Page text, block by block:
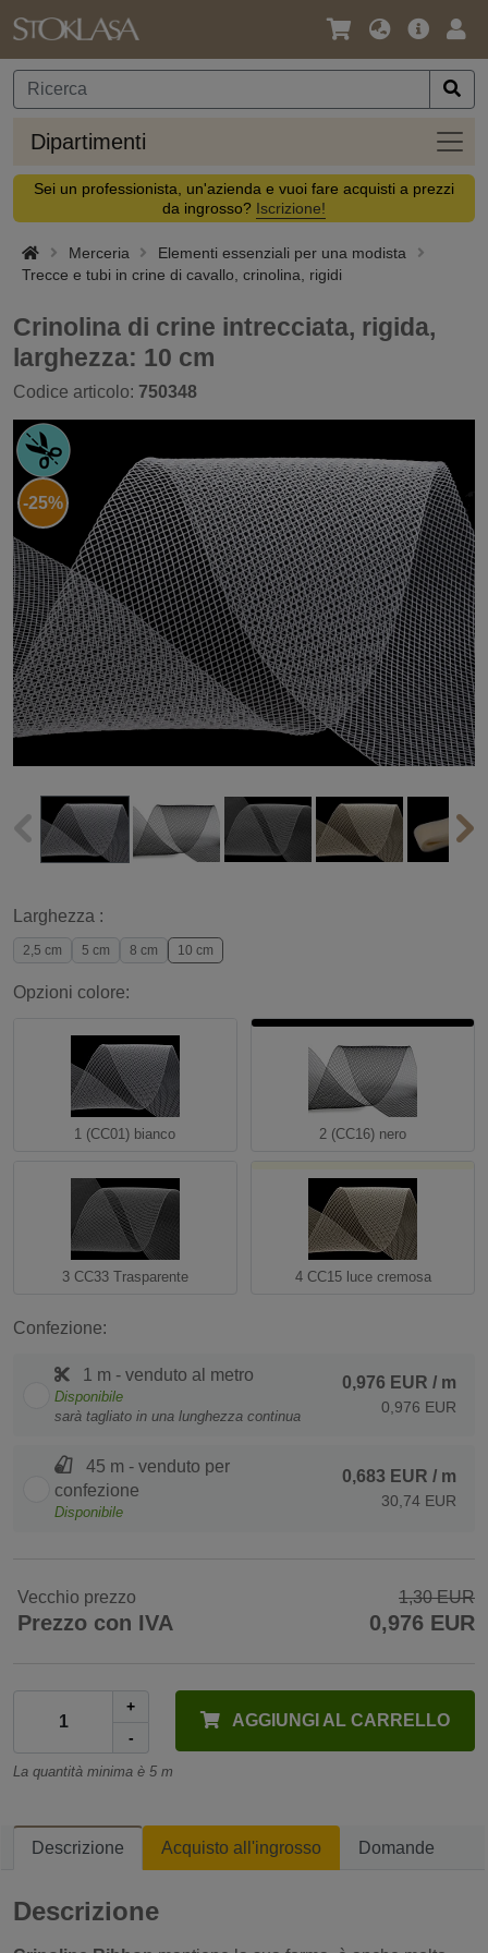
Lingua
Valuta
Offerta
Dipartimenti
Sei un professionista, un'azienda e vuoi fare acquisti a prezzi
da ingrosso? Iscrizione!
Merceria
Elementi essenziali per una modista
Trecce e tubi in crine di cavallo, crinolina, rigidi
Crinolina di crine intrecciata, rigida,
larghezza: 10 cm
Codice articolo: 750348
-25%
Larghezza :
2,5 cm 5 cm 8 cm 10 cm
Opzioni colore:
1 (CC01) bianco 2 (CC16) nero
3 CC33 Trasparente 4 CC15 luce cremosa
Confezione:
1 m - venduto al metro
Disponibile
sarà tagliato in una lunghezza continua
0,976 EUR / m
0,976 EUR
45 m - venduto per
confezione
Disponibile
0,683 EUR / m
30,74 EUR
Vecchio prezzo 1,30 EUR
Prezzo con IVA 0,976 EUR
+
-
AGGIUNGI AL CARRELLO
La quantità minima è 5 m
Descrizione Acquisto all'ingrosso Domande
Descrizione